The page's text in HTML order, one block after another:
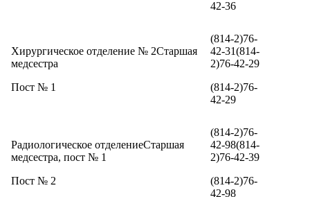
42-36
Хирургическое отделение № 2Старшая
медсестра
Пост № 1
(814-2)76-
42-31(814-
2)76-42-29
(814-2)76-
42-29
Радиологическое отделениеСтаршая
медсестра, пост № 1
Пост № 2
(814-2)76-
42-98(814-
2)76-42-39
(814-2)76-
42-98